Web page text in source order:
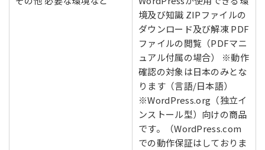
境及び知識 ZIPファイルの
ダウンロード及び解凍 PDF
ファイルの閲覧（PDFマニ
ュアル付属の場合） ※動作
確認の対象は日本のみとな
ります（言語/日本語）
※WordPress.org（独立イ
ンストール型）向けの商品
です。（WordPress.com
での動作保証はしておりま